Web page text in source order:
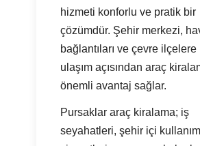
hizmeti konforlu ve pratik bir
çözümdür. Şehir merkezi,
bağlantıları ve çevre ilçelere
ulaşım açısından araç
önemli avantaj sağlar.
Pursaklar araç kiralama; iş
seyahatleri, şehir içi